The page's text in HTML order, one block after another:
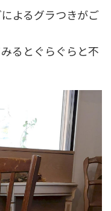
よるグラつきがご
るとぐらぐらと不